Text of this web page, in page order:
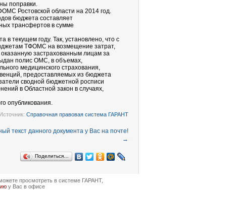
поправки.
Ростовской области на 2014 год.
бюджета составляет
трансфертов в сумме
текущем году. Так, установлено, что с
ТФОМС на возмещение затрат,
застрахованным лицам за
полис ОМС, в объемах,
медицинского страхования,
предоставляемых из бюджета
сводной бюджетной росписи
в Областной закон в случаях,
опубликования.
Источник: Справочная правовая система ГАРАНТ
→
Поделиться…
просмотреть в системе ГАРАНТ,
у Вас в офисе